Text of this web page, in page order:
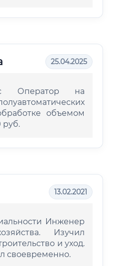
25.04.2025
Оператор на
объемом
руб.
13.02.2021
Инженер
Изучил
и уход.
своевременно.